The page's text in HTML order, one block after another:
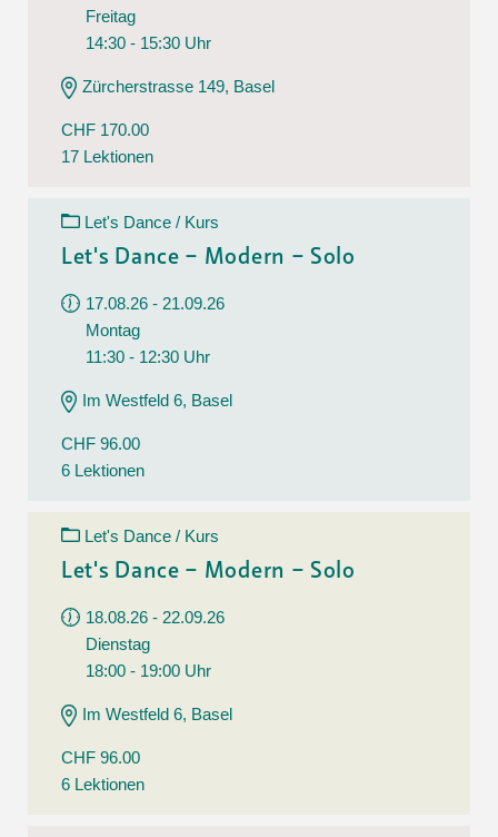
Freitag
14:30 - 15:30 Uhr
Zürcherstrasse 149, Basel
CHF 170.00
17 Lektionen
Let's Dance / Kurs
Let's Dance – Modern – Solo
17.08.26 - 21.09.26
Montag
11:30 - 12:30 Uhr
Im Westfeld 6, Basel
CHF 96.00
6 Lektionen
Let's Dance / Kurs
Let's Dance – Modern – Solo
18.08.26 - 22.09.26
Dienstag
18:00 - 19:00 Uhr
Im Westfeld 6, Basel
CHF 96.00
6 Lektionen